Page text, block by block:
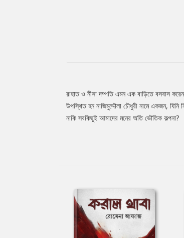
Tab
রাহাত ও নীসা দম্পতি এমন এক বাড়িতে বসবাস
উপস্থিত হন নাজিমুদ্দৌলা চৌধুরী নামে একজন,
নাকি সবকিছুই আমাদের মনের অতি ভৌতিক কল্পনা?